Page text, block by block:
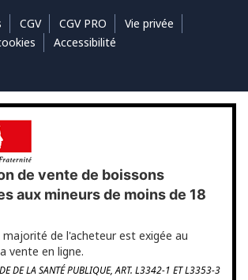
CGV CGV PRO
Vie privée
Accessibilité
de vente de boissons
aux mineurs de moins de 18
majorité de l'acheteur est exigée au
vente en ligne.
DE LA SANTÉ PUBLIQUE, ART. L3342-1 ET L3353-3